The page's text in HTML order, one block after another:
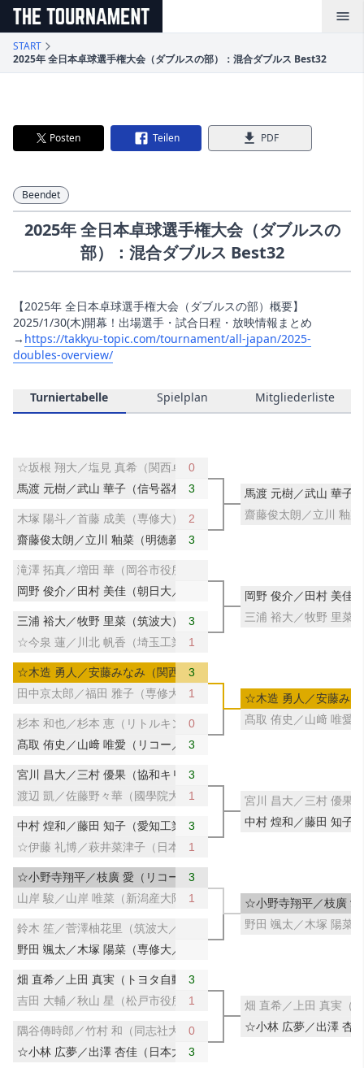
メインコンテンツへスキップ
START
2025年 全日本卓球選手権大会（ダブルスの部）：混合ダブルス Best32
Posten Teilen PDF
Beendet
2025年 全日本卓球選手権大会（ダブルスの
部）：混合ダブルス Best32
【2025年 全日本卓球選手権大会（ダブルスの部）概要】
2025/1/30(木)開幕！出場選手・試合日程・放映情報まとめ
→ https://takkyu-topic.com/tournament/all-japan/2025-
doubles-overview/
Turniertabelle Spielplan Mitgliederliste
☆坂根 翔大／塩見 真希（関西卓球アカデミー／サンリツ）
0
馬渡 元樹／武山 華子（信号器材／中央大）
3
木塚 陽斗／首藤 成美（専修大）
2
齋藤俊太朗／立川 釉菜（明徳義塾中・高）
3
滝澤 拓真／増田 華（岡谷市役所／國學院大）
岡野 俊介／田村 美佳（朝日大／十六フィナンシャルグループ）
三浦 裕大／牧野 里菜（筑波大）
3
☆今泉 蓮／川北 帆香（埼玉工業大／中央大）
1
☆木造 勇人／安藤みなみ（関西卓球アカデミー／トップおとめピン
3
田中京太郎／福田 雅子（専修大）1
杉本 和也／杉本 恵（リトルキングス／小田原市役所）
0
髙取 侑史／山﨑 唯愛（リコー／サンリツ）
3
宮川 昌大／三村 優果（協和キリン／サンリツ）
3
渡辺 凱／佐藤野々華（國學院大／新潟産大附高）
1
中村 煌和／藤田 知子（愛知工業大）
3
☆伊藤 礼博／萩井菜津子（日本大）
1
☆小野寺翔平／枝廣 愛（リコー／中央大）
3
山岸 駿／山岸 唯菜（新潟産大附高）
1
鈴木 笙／菅澤柚花里（筑波大／デンソー）
野田 颯太／木塚 陽菜（専修大／神戸松蔭女子学院大）
畑 直希／上田 真実（トヨタ自動車／豊田自動織機）
3
吉田 大輔／秋山 星（松戸市役所）1
隅谷傳時郎／竹村 和（同志社大）0
☆小林 広夢／出澤 杏佳（日本大／専修大）
3
馬渡 元樹／武山 華子
齋藤俊太朗／立川 釉
岡野 俊介／田村 美佳
三浦 裕大／牧野 里菜
☆木造 勇人／安藤みな
髙取 侑史／山﨑 唯愛
宮川 昌大／三村 優果
中村 煌和／藤田 知子
☆小野寺翔平／枝廣 愛
野田 颯太／木塚 陽菜
畑 直希／上田 真実（
☆小林 広夢／出澤 杏